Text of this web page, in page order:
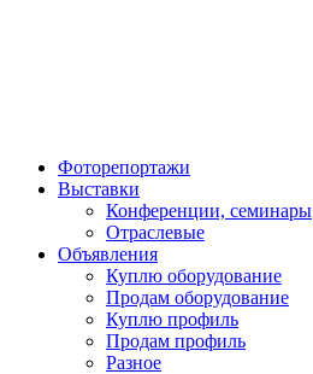
Фоторепортажи
Выставки
Конференции, семинары
Отраслевые
Объявления
Куплю оборудование
Продам оборудование
Куплю профиль
Продам профиль
Разное